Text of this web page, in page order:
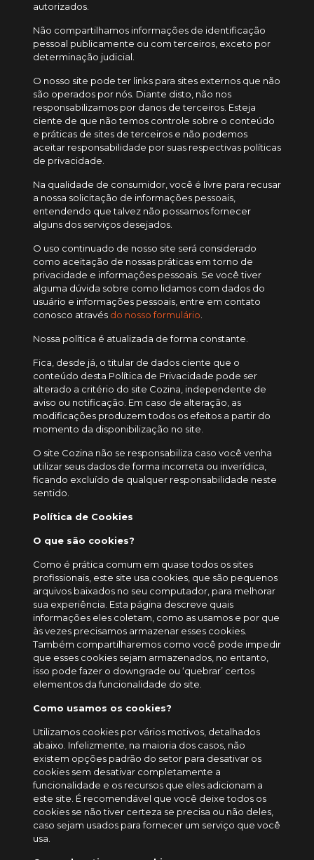
autorizados.
Não compartilhamos informações de identificação
pessoal publicamente ou com terceiros, exceto por
determinação judicial.
O nosso site pode ter links para sites externos que não
são operados por nós. Diante disto, não nos
responsabilizamos por danos de terceiros. Esteja
ciente de que não temos controle sobre o conteúdo
e práticas de sites de terceiros e não podemos
aceitar responsabilidade por suas respectivas políticas
de privacidade.
Na qualidade de consumidor, você é livre para recusar
a nossa solicitação de informações pessoais,
entendendo que talvez não possamos fornecer
alguns dos serviços desejados.
O uso continuado de nosso site será considerado
como aceitação de nossas práticas em torno de
privacidade e informações pessoais. Se você tiver
alguma dúvida sobre como lidamos com dados do
usuário e informações pessoais, entre em contato
conosco através do nosso formulário
Nossa política é atualizada de forma constante.
Fica, desde já, o titular de dados ciente que o
conteúdo desta Política de Privacidade pode ser
alterado a critério do site Cozina, independente de
aviso ou notificação. Em caso de alteração, as
modificações produzem todos os efeitos a partir do
momento da disponibilização no site.
O site Cozina não se responsabiliza caso você venha
utilizar seus dados de forma incorreta ou inverídica,
ficando excluído de qualquer responsabilidade neste
sentido.
Política de Cookies
O que são cookies?
Como é prática comum em quase todos os sites
profissionais, este site usa cookies, que são pequenos
arquivos baixados no seu computador, para melhorar
sua experiência. Esta página descreve quais
informações eles coletam, como as usamos e por que
às vezes precisamos armazenar esses cookies.
Também compartilharemos como você pode impedir
que esses cookies sejam armazenados, no entanto,
isso pode fazer o downgrade ou ‘quebrar’ certos
elementos da funcionalidade do site.
Como usamos os cookies?
Utilizamos cookies por vários motivos, detalhados
abaixo. Infelizmente, na maioria dos casos, não
existem opções padrão do setor para desativar os
cookies sem desativar completamente a
funcionalidade e os recursos que eles adicionam a
este site. É recomendável que você deixe todos os
cookies se não tiver certeza se precisa ou não deles,
caso sejam usados ​​para fornecer um serviço que você
usa.